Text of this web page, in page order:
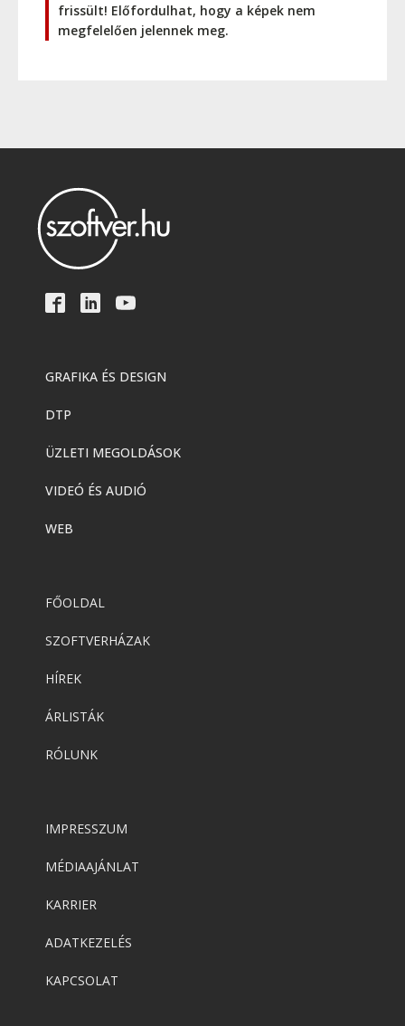
frissült! Előfordulhat, hogy a képek nem
megfelelően jelennek meg.
GRAFIKA ÉS DESIGN
DTP
ÜZLETI MEGOLDÁSOK
VIDEÓ ÉS AUDIÓ
WEB
FŐOLDAL
SZOFTVERHÁZAK
HÍREK
ÁRLISTÁK
RÓLUNK
IMPRESSZUM
MÉDIAAJÁNLAT
KARRIER
ADATKEZELÉS
KAPCSOLAT